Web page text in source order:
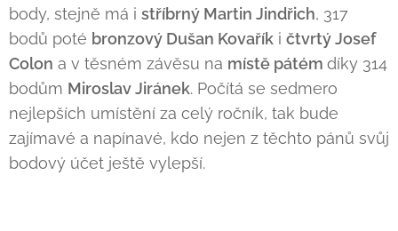
body, stejně má i stříbrný Martin Jindřich, 317
bodů poté bronzový Dušan Kovařík i čtvrtý Josef
Colon a v těsném závěsu na místě pátém díky 314
bodům Miroslav Jiránek. Počítá se sedmero
nejlepších umístění za celý ročník, tak bude
zajímavé a napínavé, kdo nejen z těchto pánů svůj
bodový účet ještě vylepší.